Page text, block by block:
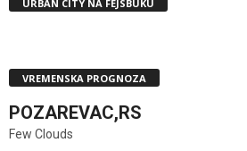
URBAN CITY NA FEJSBUKU
VREMENSKA PROGNOZA
POZAREVAC,RS
Few Clouds